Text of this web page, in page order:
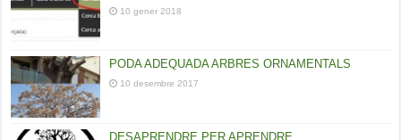
10 gener 2018
PODA ADEQUADA ARBRES ORNAMENTALS
10 desembre 2017
DESAPRENDRE PER APRENDRE